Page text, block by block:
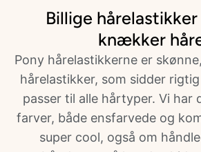
Billige
knækker
Pony hårelastikkerne er
hårelastikker, som sidder
passer til alle hårtyper. Vi har
farver, både ensfarvede og
super cool, også om